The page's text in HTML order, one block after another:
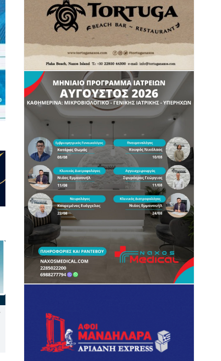
Νάξος: Καταγγελία στον
Συνήγορο του Πολίτη για
την έλλειψη διαγράμμισης
στον δρόμο Τρίποδες –
Μικρή Βίγλα
στη Σίφνο